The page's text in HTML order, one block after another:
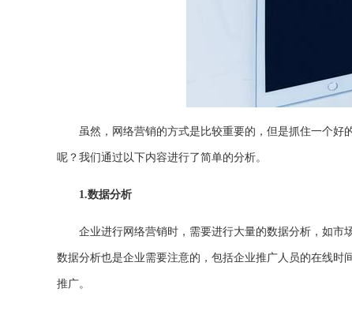
虽然，网络营销的方式是比较重要的，但是抓住一个
呢？我们通过以下内容进行了简单的分析。
1.数据分析
企业进行网络营销时，需要进行大量的数据分析，如
数据分析也是企业需要注意的，包括企业推广人员的在线
推广。